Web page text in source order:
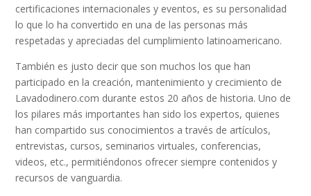
certificaciones internacionales y eventos, es su personalidad
lo que lo ha convertido en una de las personas más
respetadas y apreciadas del cumplimiento latinoamericano.
También es justo decir que son muchos los que han
participado en la creación, mantenimiento y crecimiento de
Lavadodinero.com durante estos 20 años de historia. Uno de
los pilares más importantes han sido los expertos, quienes
han compartido sus conocimientos a través de artículos,
entrevistas, cursos, seminarios virtuales, conferencias,
videos, etc., permitiéndonos ofrecer siempre contenidos y
recursos de vanguardia.